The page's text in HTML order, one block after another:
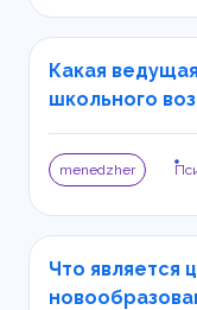
Какая
школьного
menedzher
Что является